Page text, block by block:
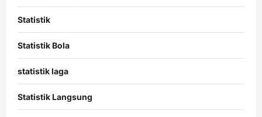
Statistik
Statistik Bola
statistik laga
Statistik Langsung